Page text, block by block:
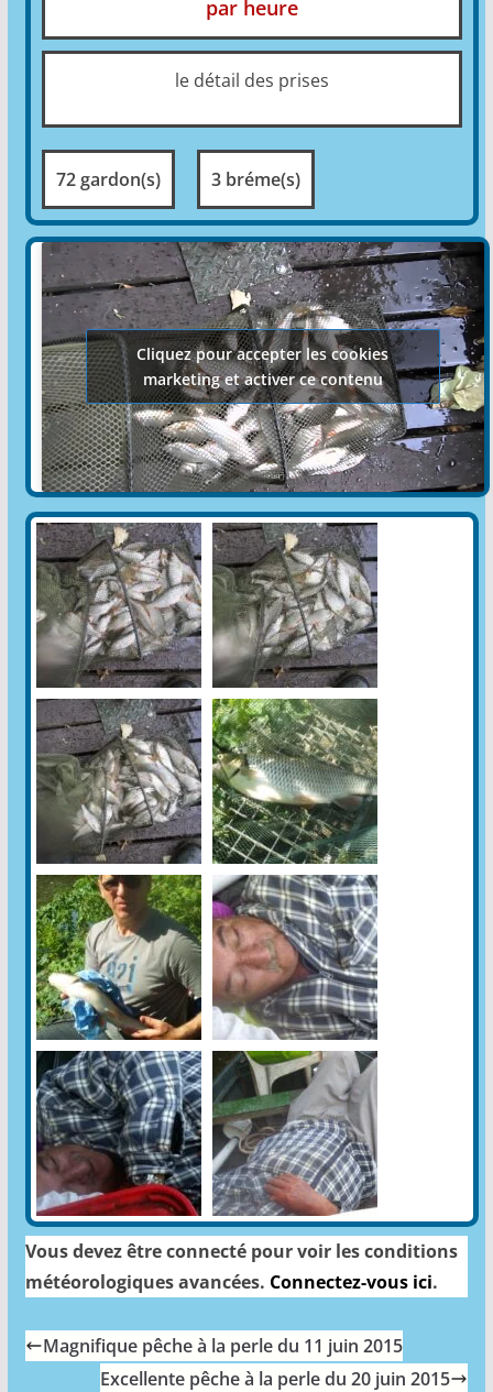
par heure
le détail des prises
72 gardon(s) 3 bréme(s)
Cliquez pour accepter les cookies
marketing et activer ce contenu
Vous devez être connecté pour voir les conditions
météorologiques avancées. Connectez-vous ici.
Magnifique pêche à la perle du 11 juin 2015
Excellente pêche à la perle du 20 juin 2015